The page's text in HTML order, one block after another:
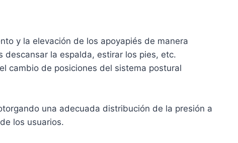
y la elevación de los apoyapiés de manera
la espalda, estirar los pies, etc.
cambio de posiciones del sistema postural
una adecuada distribución de la presión a
los usuarios.